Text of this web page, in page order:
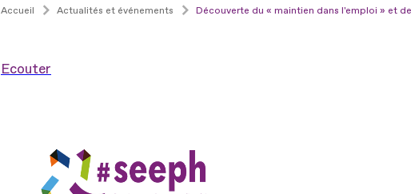
Accueil Actualités et événements Découverte du « maintien dans l'emploi » et
Ecouter